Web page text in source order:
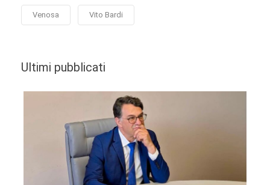
Venosa Vito Bardi
Ultimi pubblicati